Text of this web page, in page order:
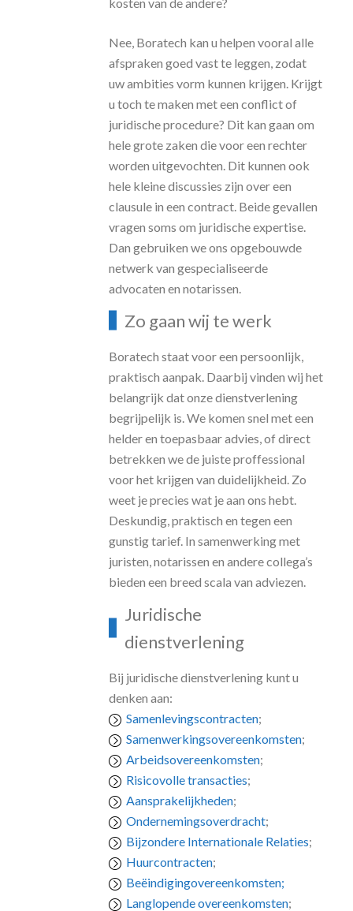
Nee, Boratech kan u helpen vooral alle
afspraken goed vast te leggen, zodat
uw ambities vorm kunnen krijgen. Krijgt
u toch te maken met een conflict of
juridische procedure? Dit kan gaan om
hele grote zaken die voor een rechter
worden uitgevochten. Dit kunnen ook
hele kleine discussies zijn over een
clausule in een contract. Beide gevallen
vragen soms om juridische expertise.
Dan gebruiken we ons opgebouwde
netwerk van gespecialiseerde
advocaten en notarissen.
Zo gaan wij te werk
Boratech staat voor een persoonlijk,
praktisch aanpak. Daarbij vinden wij het
belangrijk dat onze dienstverlening
begrijpelijk is. We komen snel met een
helder en toepasbaar advies, of direct
betrekken we de juiste proffessional
voor het krijgen van duidelijkheid. Zo
weet je precies wat je aan ons hebt.
Deskundig, praktisch en tegen een
gunstig tarief. In samenwerking met
juristen, notarissen en andere collega’s
bieden een breed scala van adviezen.
Juridische
dienstverlening
Bij juridische dienstverlening kunt u
denken aan:
Samenlevingscontracten;
Samenwerkingsovereenkomsten;
Arbeidsovereenkomsten;
Risicovolle transacties;
Aansprakelijkheden;
Ondernemingsoverdracht;
Bijzondere Internationale Relaties;
Huurcontracten;
Beëindigingovereenkomsten;
Langlopende overeenkomsten;